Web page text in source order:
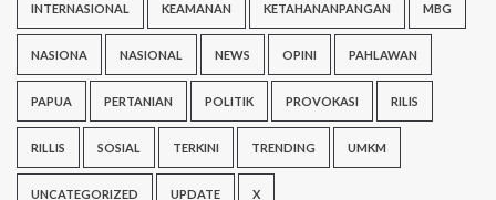
INTERNASIONAL KEAMANAN KETAHANANPANGAN MBG
NASIONA NASIONAL NEWS OPINI PAHLAWAN
PAPUA PERTANIAN POLITIK PROVOKASI RILIS
RILLIS SOSIAL TERKINI TRENDING UMKM
UNCATEGORIZED UPDATE X